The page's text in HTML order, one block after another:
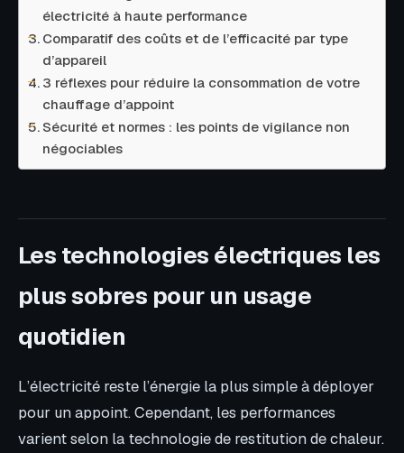
électricité à haute performance
Comparatif des coûts et de l’efficacité par type
d’appareil
3 réflexes pour réduire la consommation de votre
chauffage d’appoint
Sécurité et normes : les points de vigilance non
négociables
Les technologies électriques les
plus sobres pour un usage
quotidien
L’électricité reste l’énergie la plus simple à déployer
pour un appoint. Cependant, les performances
varient selon la technologie de restitution de chaleur.